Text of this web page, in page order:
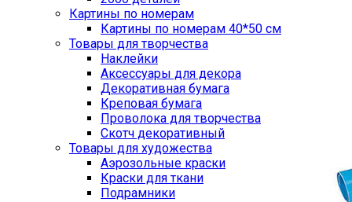
Картины по номерам
Картины по номерам 40*50 см
Товары для творчества
Наклейки
Аксессуары для декора
Декоративная бумага
Креповая бумага
Проволока для творчества
Скотч декоративный
Товары для художества
Аэрозольные краски
Краски для ткани
Подрамники